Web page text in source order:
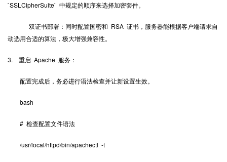
`SSLCipherSuite` 中规定的顺序来选择加密套件。
双证书部署：同时配置国密和 RSA 证书，服务器能根据客户端请求自
动选用合适的算法，极大增强兼容性。
3. 重启 Apache 服务：
配置完成后，务必进行语法检查并让新设置生效。
bash
# 检查配置文件语法
/usr/local/httpd/bin/apachectl -t